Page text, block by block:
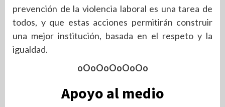
prevención de la violencia laboral es una tarea de
todos, y que estas acciones permitirán construir
una mejor institución, basada en el respeto y la
igualdad.
oOoOoOoOoOo
Apoyo al medio